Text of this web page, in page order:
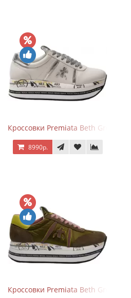
Кроссовки Premiata Beth Grey Silver
8990р.
Кроссовки Premiata Beth Green Pink